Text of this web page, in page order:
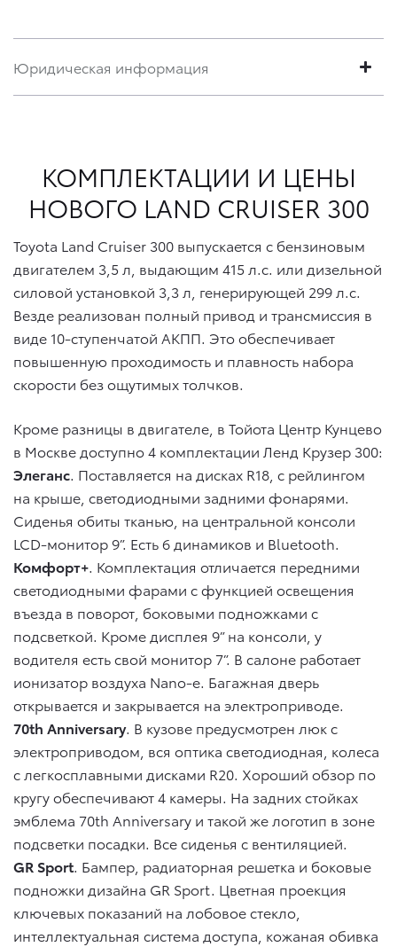
Юридическая информация
КОМПЛЕКТАЦИИ И ЦЕНЫ
НОВОГО LAND CRUISER 300
Toyota Land Cruiser 300 выпускается с бензиновым
двигателем 3,5 л, выдающим 415 л.с. или дизельной
силовой установкой 3,3 л, генерирующей 299 л.с.
Везде реализован полный привод и трансмиссия в
виде 10-ступенчатой АКПП. Это обеспечивает
повышенную проходимость и плавность набора
скорости без ощутимых толчков.
Кроме разницы в двигателе, в Тойота Центр Кунцево
в Москве доступно 4 комплектации Ленд Крузер 300:
Элеганс. Поставляется на дисках R18, с рейлингом
на крыше, светодиодными задними фонарями.
Сиденья обиты тканью, на центральной консоли
LCD-монитор 9”. Есть 6 динамиков и Bluetooth.
Комфорт+. Комплектация отличается передними
светодиодными фарами с функцией освещения
въезда в поворот, боковыми подножками с
подсветкой. Кроме дисплея 9” на консоли, у
водителя есть свой монитор 7”. В салоне работает
ионизатор воздуха Nano-e. Багажная дверь
открывается и закрывается на электроприводе.
70th Anniversary. В кузове предусмотрен люк с
электроприводом, вся оптика светодиодная, колеса
с легкосплавными дисками R20. Хороший обзор по
кругу обеспечивают 4 камеры. На задних стойках
эмблема 70th Anniversary и такой же логотип в зоне
подсветки посадки. Все сиденья с вентиляцией.
GR Sport. Бампер, радиаторная решетка и боковые
подножки дизайна GR Sport. Цветная проекция
ключевых показаний на лобовое стекло,
интеллектуальная система доступа, кожаная обивка